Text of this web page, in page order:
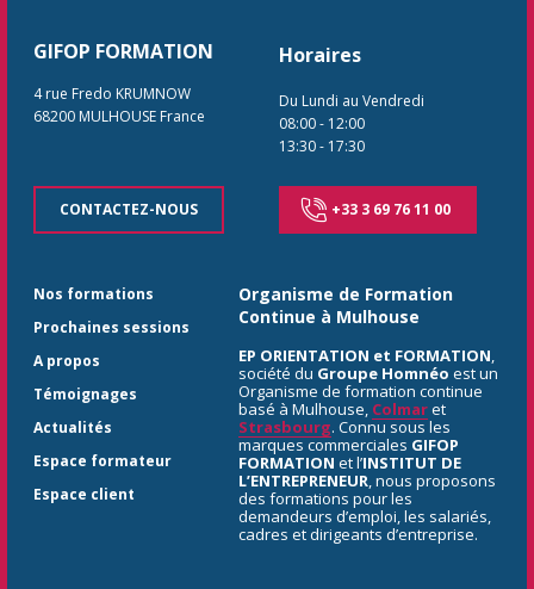
GIFOP FORMATION
4 rue Fredo KRUMNOW
68200 MULHOUSE France
CONTACTEZ-NOUS
Horaires
Du Lundi au Vendredi
08:00- 12:00
13:30- 17:30
+33 3 69 76 11 00
Nos formations
Prochaines sessions
A propos
Témoignages
Actualités
Espace formateur
Espace client
Organisme de Formation
Continue à Mulhouse
EP ORIENTATION et FORMATION,
société du Groupe Homnéo est un
Organisme de formation continue
basé à Mulhouse, Colmaret
Strasbourg. Connu sous les
marques commerciales GIFOP
FORMATION et l’INSTITUT DE
L’ENTREPRENEUR, nous proposons
des formations pour les
demandeurs d’emploi, les salariés,
cadres et dirigeants d’entreprise.